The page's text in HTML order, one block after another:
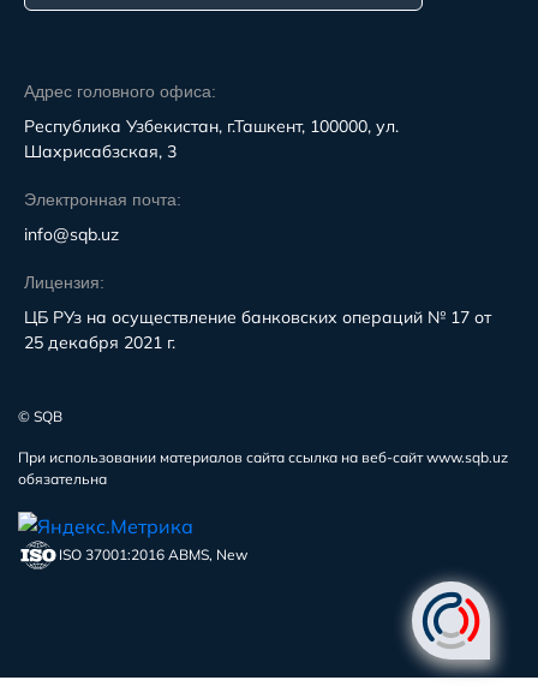
Адрес головного офиса:
Республика Узбекистан, г.Ташкент, 100000, ул.
Шахрисабзская, 3
Электронная почта:
info@sqb.uz
Лицензия:
ЦБ РУз на осуществление банковских операций № 17 от
25 декабря 2021 г.
© SQB
При использовании материалов сайта ссылка на веб-сайт www.sqb.uz
обязательна
ISO 37001:2016 ABMS, New